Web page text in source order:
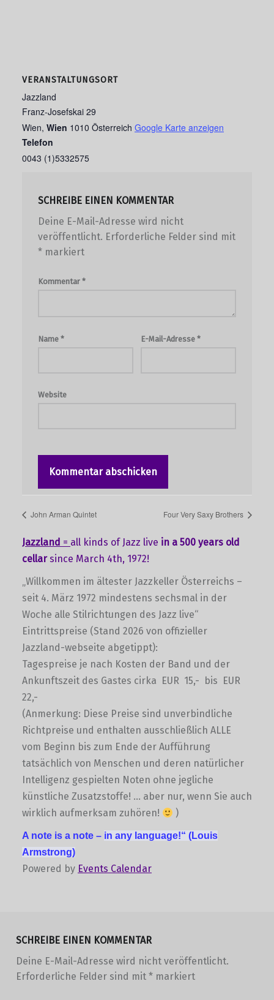
VERANSTALTUNGSORT
Jazzland
Franz-Josefskai 29
Wien, Wien 1010 Österreich Google Karte anzeigen
Telefon
0043 (1)5332575
SCHREIBE EINEN KOMMENTAR
Deine E-Mail-Adresse wird nicht
veröffentlicht. Erforderliche Felder sind mit
*markiert
Kommentar *
Name * E-Mail-Adresse*
Website
John Arman Quintet Four Very Saxy Brothers
Jazzland = all kinds of Jazz live in a 500 years old
cellarsince March 4th, 1972!
„Willkommen im ältester Jazzkeller Österreichs –
seit 4. März 1972 mindestens sechsmal in der
Woche alle Stilrichtungen des Jazz live“
Eintrittspreise (Stand 2026 von offizieller
Jazzland-webseite abgetippt):
Tagespreise je nach Kosten der Band und der
Ankunftszeit des Gastes cirka EUR 15,- bis EUR
22,-
(Anmerkung: Diese Preise sind unverbindliche
Richtpreise und enthalten ausschließlich ALLE
vom Beginn bis zum Ende der Aufführung
tatsächlich von Menschen und deren natürlicher
Intelligenz gespielten Noten ohne jegliche
künstliche Zusatzstoffe! … aber nur, wenn Sie auch
wirklich aufmerksam zuhören!
)
A note is a note – in any language!“ (Louis
Armstrong)
Powered by Events Calendar
SCHREIBE EINEN KOMMENTAR
Deine E-Mail-Adresse wird nicht veröffentlicht.
Erforderliche Felder sind mit *markiert